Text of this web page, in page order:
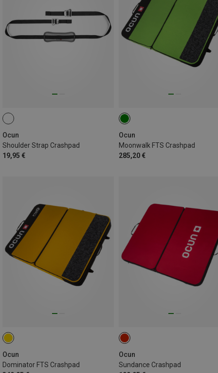
Ocun
Shoulder Strap Crashpad
19,95 €
Ocun
Moonwalk FTS Crashpad
285,20 €
Ocun
Dominator FTS Crashpad
Ocun
Sundance Crashpad